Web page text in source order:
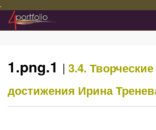
Преейти на главное меню
1.png.1 | 3.4. Творческие
достижения Ирина